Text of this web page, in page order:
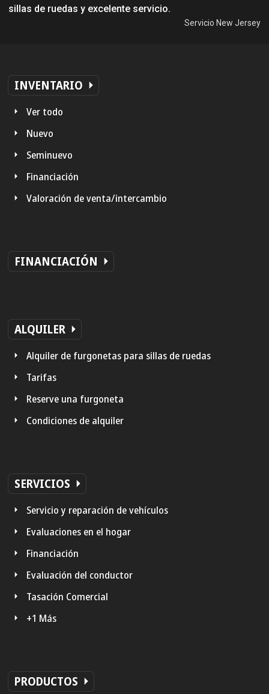
sillas de ruedas y excelente servicio.
Servicio New Jersey
INVENTARIO
Ver todo
Nuevo
Seminuevo
Financiación
Valoración de venta/intercambio
FINANCIACIÓN
ALQUILER
Alquiler de furgonetas para sillas de ruedas
Tarifas
Reserve una furgoneta
Condiciones de alquiler
SERVICIOS
Servicio y reparación de vehículos
Evaluaciones en el hogar
Financiación
Evaluación del conductor
Tasación Comercial
+1 Más
PRODUCTOS